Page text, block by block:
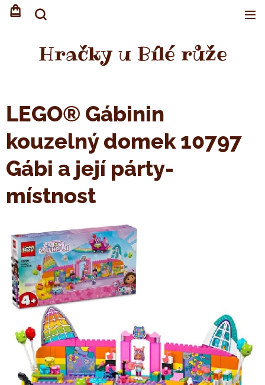
Hračky u Bílé růže
LEGO® Gábinin
kouzelný domek 10797
Gábi a její párty-
místnost